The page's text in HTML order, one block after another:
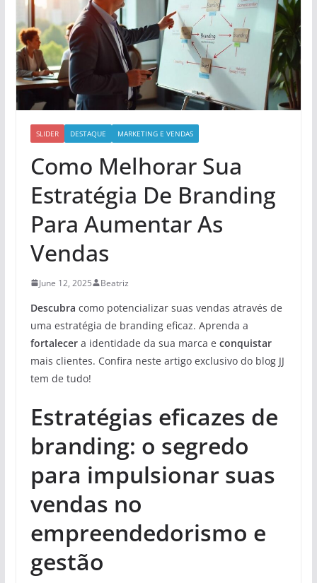
SLIDER DESTAQUE MARKETING E VENDAS
Como Melhorar Sua
Estratégia De Branding
Para Aumentar As
Vendas
June 12, 2025 Beatriz
Descubra como potencializar suas vendas através de
uma estratégia de branding eficaz. Aprenda a
fortalecera identidade da sua marca e conquistar
mais clientes. Confira neste artigo exclusivo do blog JJ
tem de tudo!
Estratégias eficazes de
branding: o segredo
para impulsionar suas
vendas no
empreendedorismo e
gestão